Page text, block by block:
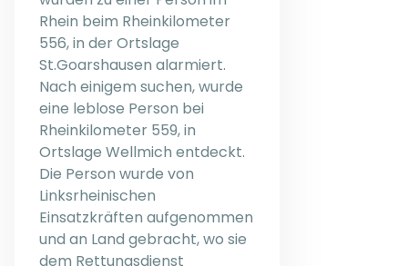
Rhein beim Rheinkilometer
556, in der Ortslage
St.Goarshausen alarmiert.
Nach einigem suchen, wurde
eine leblose Person bei
Rheinkilometer 559, in
Ortslage Wellmich entdeckt.
Die Person wurde von
Linksrheinischen
Einsatzkräften aufgenommen
und an Land gebracht, wo sie
dem Rettungsdienst